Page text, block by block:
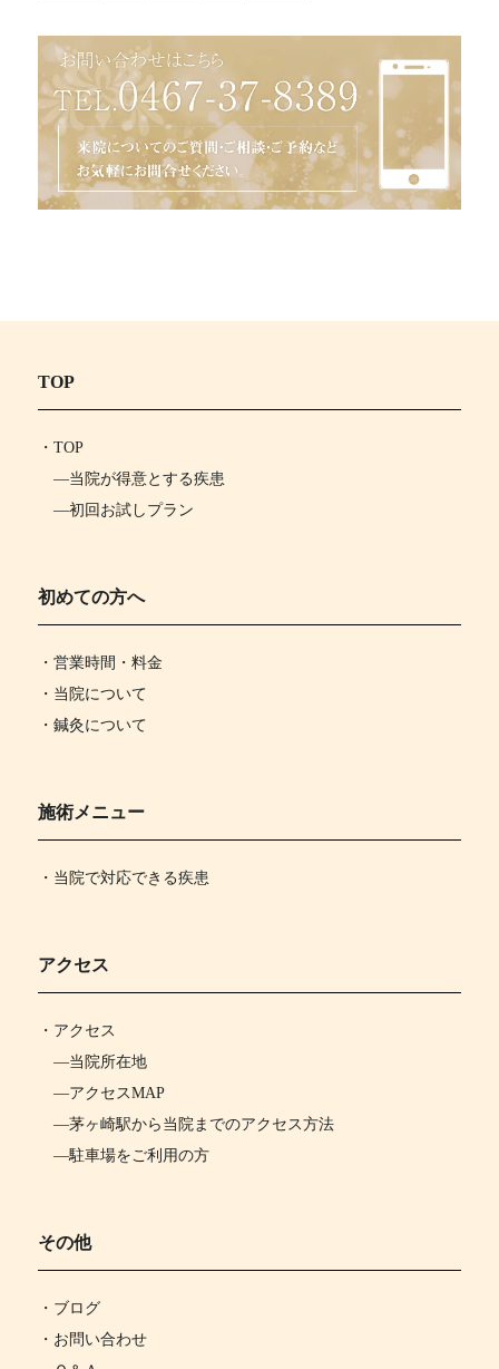
TOP
・ TOP
―当院が得意とする疾患
―初回お試しプラン
初めての方へ
・営業時間・料金
・当院について
・鍼灸について
施術メニュー
・当院で対応できる疾患
アクセス
・ アクセス
―当院所在地
―アクセスMAP
―茅ヶ崎駅から当院までのアクセス方法
―駐車場をご利用の方
その他
・ブログ
・お問い合わせ